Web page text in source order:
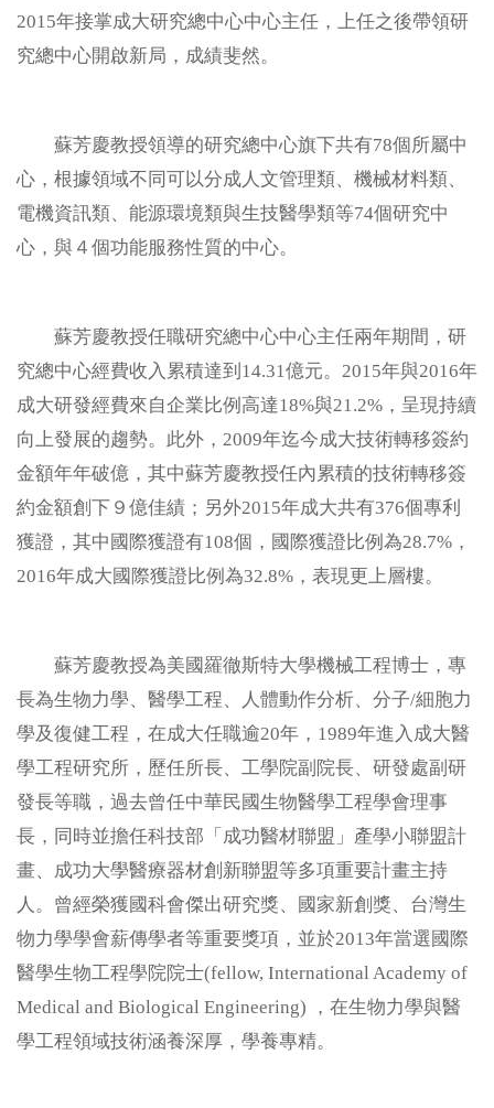
計畫申辦
數位課程
醫療聯盟
淨零碳排
法規規章
智權服務
常見問題
文件下載
2026 BioAsia亞洲生技大展
2015年接掌成大研究總中心中心主任，上任之後帶領研
究總中心開啟新局，成績斐然。
蘇芳慶教授領導的研究總中心旗下共有78個所屬中
心，根據領域不同可以分成人文管理類、機械材料類、
電機資訊類、能源環境類與生技醫學類等74個研究中
心，與４個功能服務性質的中心。
蘇芳慶教授任職研究總中心中心主任兩年期間，研
究總中心經費收入累積達到14.31億元。2015年與2016年
成大研發經費來自企業比例高達18%與21.2%，呈現持續
向上發展的趨勢。此外，2009年迄今成大技術轉移簽約
金額年年破億，其中蘇芳慶教授任內累積的技術轉移簽
約金額創下９億佳績；另外2015年成大共有376個專利
獲證，其中國際獲證有108個，國際獲證比例為28.7%，
2016年成大國際獲證比例為32.8%，表現更上層樓。
蘇芳慶教授為美國羅徹斯特大學機械工程博士，專
長為生物力學、醫學工程、人體動作分析、分子/細胞力
學及復健工程，在成大任職逾20年，1989年進入成大醫
學工程研究所，歷任所長、工學院副院長、研發處副研
發長等職，過去曾任中華民國生物醫學工程學會理事
長，同時並擔任科技部「成功醫材聯盟」產學小聯盟計
畫、成功大學醫療器材創新聯盟等多項重要計畫主持
人。曾經榮獲國科會傑出研究獎、國家新創獎、台灣生
物力學學會薪傳學者等重要獎項，並於2013年當選國際
醫學生物工程學院院士(fellow, International Academy of
Medical and Biological Engineering) ，在生物力學與醫
學工程領域技術涵養深厚，學養專精。